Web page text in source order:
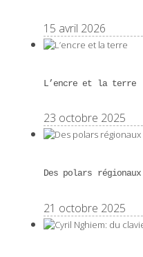
15 avril 2026
L’encre et la terre
23 octobre 2025
Des polars
21 octobre 2025